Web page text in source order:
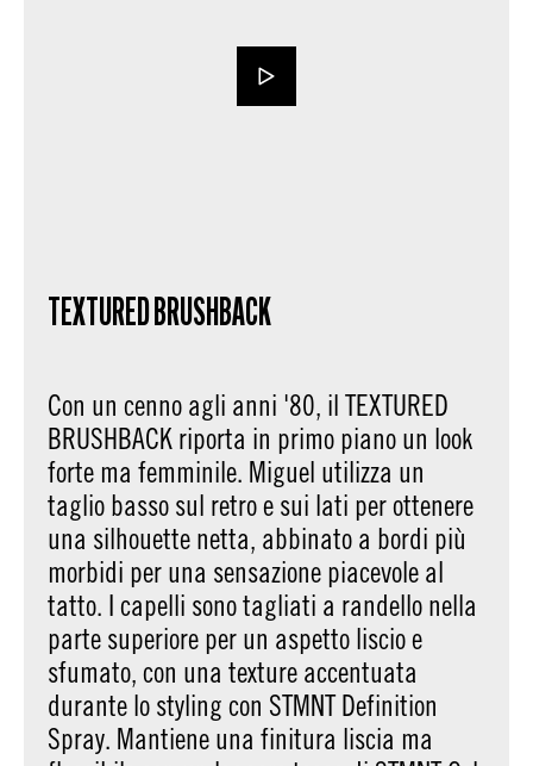
TEXTURED BRUSHBACK
Con un cenno agli anni '80, il TEXTURED
BRUSHBACK riporta in primo piano un look
forte ma femminile. Miguel utilizza un
taglio basso sul retro e sui lati per ottenere
una silhouette netta, abbinato a bordi più
morbidi per una sensazione piacevole al
tatto. I capelli sono tagliati a randello nella
parte superiore per un aspetto liscio e
sfumato, con una texture accentuata
durante lo styling con STMNT Definition
Spray. Mantiene una finitura liscia ma